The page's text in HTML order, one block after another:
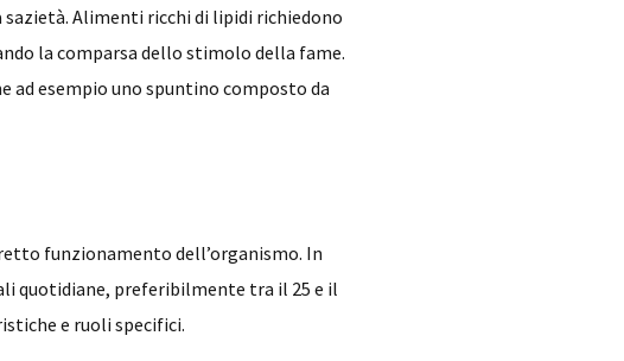
Alimenti ricchi di lipidi richiedono
la comparsa dello stimolo della fame.
ad esempio uno spuntino composto da
funzionamento dell’organismo. In
quotidiane, preferibilmente tra il 25 e il
e ruoli specifici.